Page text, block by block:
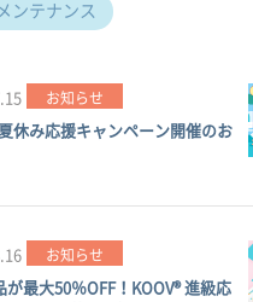
ンテナンス
お知らせ
夏休み応援キャンペーン開催のお
お知らせ
が最大50％OFF！KOOV® 進級応